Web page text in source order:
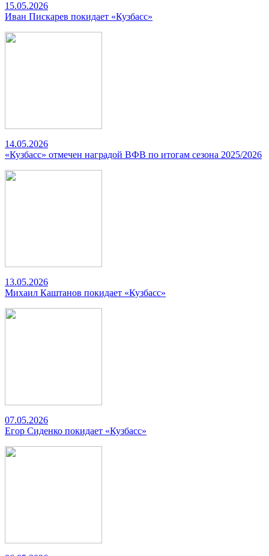
15.05.2026
Иван Пискарев покидает «Кузбасс»
14.05.2026
«Кузбасс» отмечен наградой ВФВ по итогам сезона 2025/2026
13.05.2026
Михаил Каштанов покидает «Кузбасс»
07.05.2026
Егор Сиденко покидает «Кузбасс»